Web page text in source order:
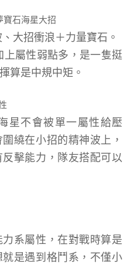
大招衝浪＋力量寶石。
屬性弱點多，是一隻挺
算是中規中矩。
星不會被單一屬性給壓
繞在小招的精神波上，
擊能力，隊友搭配可以
系屬性，在對戰時算是
是遇到格鬥系，不僅小